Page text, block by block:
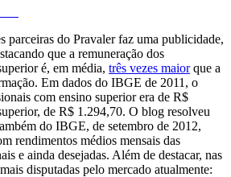
do Pravaler faz uma publicidade,
que a remuneração dos
é, em média, três vezes maiorque a
Em dados do IBGE de 2011, o
com ensino superior era de R$
de R$ 1.294,70. O blog resolveu
do IBGE, de setembro de 2012,
rendimentos médios mensais das
e ainda desejadas. Além de destacar, nas
disputadas pelo mercado atualmente: